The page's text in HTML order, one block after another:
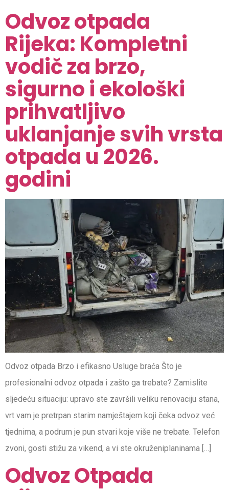
Odvoz otpada
Rijeka: Kompletni
vodič za brzo,
sigurno i ekološki
prihvatljivo
uklanjanje svih vrsta
otpada u 2026.
godini
Odvoz otpada Brzo i efikasno Usluge braća Što je
profesionalni odvoz otpada i zašto ga trebate? Zamislite
sljedeću situaciju: upravo ste završili veliku renovaciju stana,
vrt vam je pretrpan starim namještajem koji čeka odvoz već
tjednima, a podrum je pun stvari koje više ne trebate. Telefon
zvoni, gosti stižu za vikend, a vi ste okruženiplaninama […]
Odvoz Otpada